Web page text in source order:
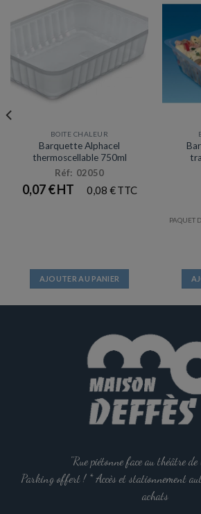
BOITE CHALEUR
Barquette Alphacel
thermoscellable 750ml
Réf: 02050
0,07€ 0,08 €
AJOUTER AU PANIER
PAQUET
"Rue piétonne face au théâtre
Parking offert ! * Accès et stationnement
achats